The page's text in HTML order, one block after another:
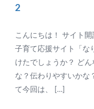
2
こんにちは！ サイト
子育て応援サイト「
けたでしょうか？ ど
な？伝わりやすいかな
て今回は、 […]